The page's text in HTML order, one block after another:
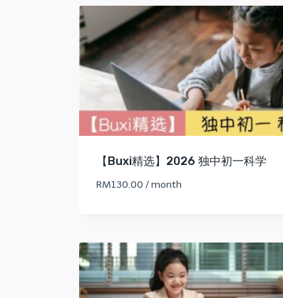
latest
【Buxi精选】2026 独中初一科学
RM130.00 / month